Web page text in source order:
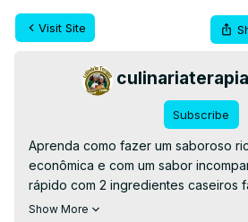
Visit Site
Subscribe
Aprenda como fazer um saboroso
econômica e com um sabor
rápido com 2 ingredientes caseiros
?RECEITA ESCRITA?
Show More